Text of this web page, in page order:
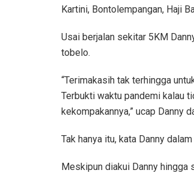
Kartini, Bontolempangan, Haji
Usai berjalan sekitar 5KM
tobelo.
“Terimakasih tak terhingga
Terbukti waktu pandemi kalau
kekompakannya,” ucap Danny
Tak hanya itu, kata Danny
Meskipun diakui Danny hingga